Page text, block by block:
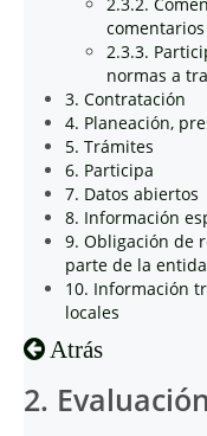
comentarios
2.3.3.
normas a
3. Contratación
4. Planeación,
5. Trámites
6. Participa
7. Datos abiertos
8. Información
9. Obligación de
parte de la
10. Información
locales
Atrás
2.